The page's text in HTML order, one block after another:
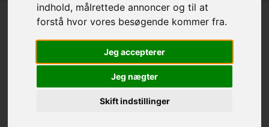
indhold, målrettede annoncer og til at
forstå hvor vores besøgende kommer fra.
Jeg accepterer
Jeg nægter
Skift indstillinger